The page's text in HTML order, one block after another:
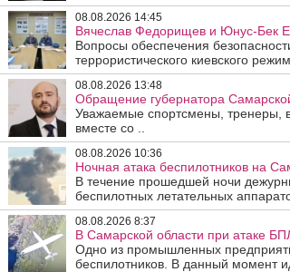
08.08.2026 14:45
Вячеслав Федорищев и Юнус-Бек
Вопросы обеспечения
террористического киевского
08.08.2026 13:48
Обращение губернатора
Уважаемые спортсмены, тренеры,
вместе со ..
08.08.2026 10:36
Ночная атака беспилотников на
В течение прошедшей ночи
беспилотных летательных
08.08.2026 8:37
В Самарской области при атаке
Одно из промышленных
беспилотников. В данный момент